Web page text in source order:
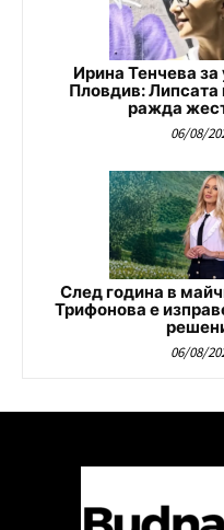
Ирина Тенчева за
Пловдив: Липсата
ражда
06/08/
След година в
Трифонова е
06/08/